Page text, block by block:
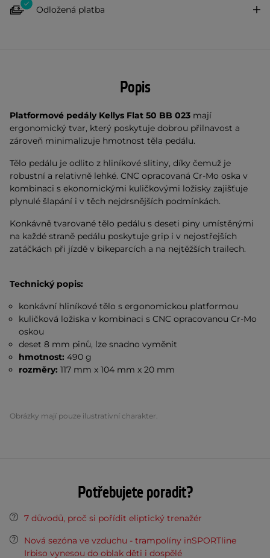
Odložená platba
Popis
Platformové pedály Kellys Flat 50 BB 023 mají
ergonomický tvar, který poskytuje dobrou přilnavost a
zároveň minimalizuje hmotnost těla pedálu.
Tělo pedálu je odlito z hliníkové slitiny, díky čemuž je
robustní a relativně lehké. CNC opracovaná Cr-Mo oska v
kombinaci s ekonomickými kuličkovými ložisky zajišťuje
plynulé šlapání i v těch nejdrsnějších podmínkách.
Konkávně tvarované tělo pedálu s deseti piny umístěnými
na každé straně pedálu poskytuje grip i v nejostřejších
zatáčkách při jízdě v bikeparcích a na nejtěžších trailech.
Technický popis:
konkávní hliníkové tělo s ergonomickou platformou
kuličková ložiska v kombinaci s CNC opracovanou Cr-Mo
oskou
deset 8 mm pinů, lze snadno vyměnit
hmotnost: 490 g
rozměry:117 mm x 104 mm x 20 mm
Obrázky mají pouze ilustrativní charakter.
Potřebujete poradit?
7 důvodů, proč si pořídit eliptický trenažér
Nová sezóna ve vzduchu - trampolíny inSPORTline
Irbiso vynesou do oblak děti i dospělé